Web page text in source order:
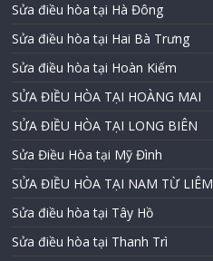
Sửa điều hòa tại Hà Đông
Sửa điều hòa tại Hai Bà Trưng
Sửa điều hòa tại Hoàn Kiếm
SỬA ĐIỀU HÒA TẠI HOÀNG MAI
SỬA ĐIỀU HÒA TẠI LONG BIÊN
Sửa Điều Hòa tại Mỹ Đình
SỬA ĐIỀU HÒA TẠI NAM TỪ LIÊM
Sửa điều hòa tại Tây Hồ
Sửa điều hòa tại Thanh Trì